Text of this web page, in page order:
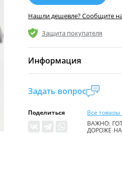
Нашли дешевле? Сообщите
Защита покупателя
Информация
21 %
Уровень доступа:0
* Общие условия
Задать вопрос
Поделиться
Все товары
ВАЖНО:
ДОРОЖЕ НА